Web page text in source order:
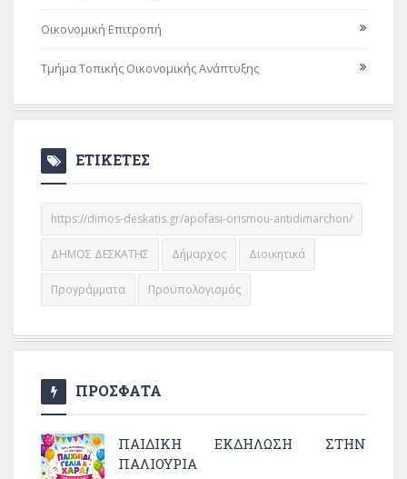
Οικονομική Επιτροπή
Τμήμα Τοπικής Οικονομικής Ανάπτυξης
ΕΤΙΚΕΤΕΣ
https://dimos-deskatis.gr/apofasi-orismou-antidimarchon/
ΔΗΜΟΣ ΔΕΣΚΑΤΗΣ Δήμαρχος Διοικητικά
Προγράμματα Προϋπολογισμός
ΠΡΟΣΦΑΤΑ
ΠΑΙΔΙΚΗ ΕΚΔΗΛΩΣΗ ΣΤΗΝ
ΠΑΛΙΟΥΡΙΑ